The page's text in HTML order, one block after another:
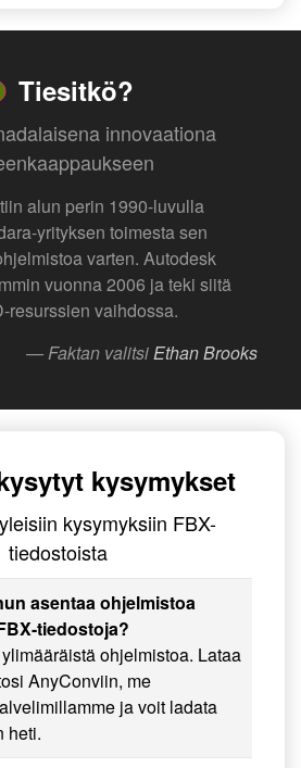
Tiesitkö?
innovaationa
alun perin 1990-luvulla
yrityksen toimesta sen
varten. Autodesk
vuonna 2006 ja teki siitä
resurssien vaihdossa.
— Faktan valitsiEthan Brooks
kysymykset
kysymyksiin FBX-
tiedostoista
asentaa ohjelmistoa
tiedostoja?
ohjelmistoa. Lataa
AnyConviin, me
ja voit ladata
heti.